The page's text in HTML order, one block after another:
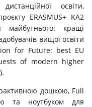
освіти,
ERASMUS+ KA2
майбутнього: кращі
вищої освіти
for Future: best EU
of modern higher
дошкою, Full
та ноутбуком для